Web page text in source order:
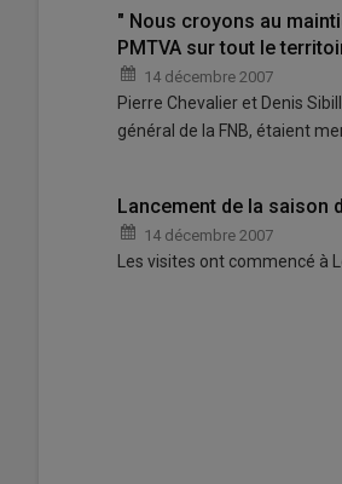
" Nous croyons au
PMTVA sur tout le
14 décembre 2007
Pierre Chevalier et Denis
général de la FNB, étaient
Lancement de la saison
14 décembre 2007
Les visites ont commencé à